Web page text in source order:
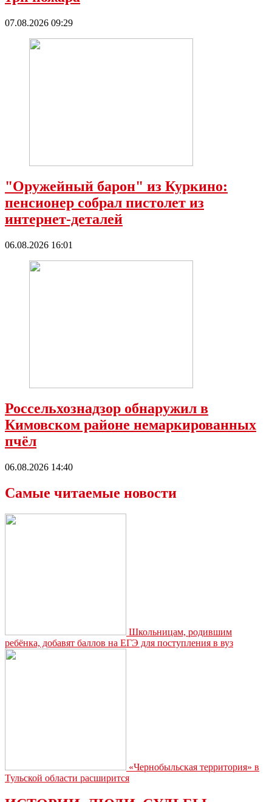
07.08.2026 09:29
"Оружейный барон" из Куркино:
пенсионер собрал пистолет из
интернет-деталей
06.08.2026 16:01
Россельхознадзор обнаружил в
Кимовском районе немаркированных
пчёл
06.08.2026 14:40
Самые читаемые новости
Школьницам, родившим
ребёнка, добавят баллов на ЕГЭ для поступления в вуз
«Чернобыльская территория» в
Тульской области расширится